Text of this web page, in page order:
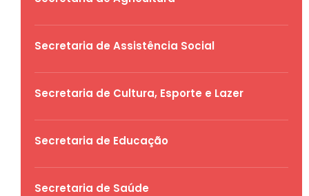
Secretaria de Assistência Social
Secretaria de Cultura, Esporte e Lazer
Secretaria de Educação
Secretaria de Saúde